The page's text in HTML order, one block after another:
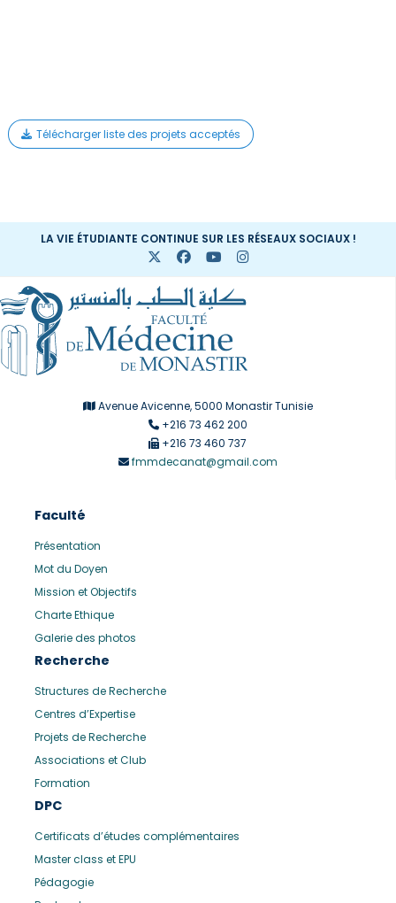
Télécharger liste des projets acceptés
LA VIE ÉTUDIANTE CONTINUE SUR LES RÉSEAUX SOCIAUX !
Avenue Avicenne, 5000 Monastir Tunisie
+216 73 462 200
+216 73 460 737
fmmdecanat@gmail.com
Faculté
Présentation
Mot du Doyen
Mission et Objectifs
Charte Ethique
Galerie des photos
Recherche
Structures de Recherche
Centres d’Expertise
Projets de Recherche
Associations et Club
Formation
DPC
Certificats d’études complémentaires
Master class et EPU
Pédagogie